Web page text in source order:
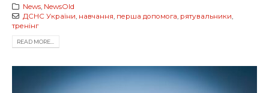
News, NewsOld
ДСНС України навчання перша допомога рятувальники
тренінг
READ MORE...